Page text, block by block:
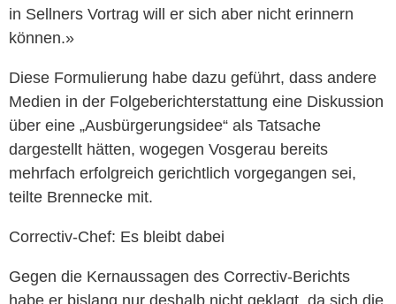
in Sellners Vortrag will er sich aber nicht erinnern
können.»
Diese Formulierung habe dazu geführt, dass andere
Medien in der Folgeberichterstattung eine Diskussion
über eine „Ausbürgerungsidee“ als Tatsache
dargestellt hätten, wogegen Vosgerau bereits
mehrfach erfolgreich gerichtlich vorgegangen sei,
teilte Brennecke mit.
Correctiv-Chef: Es bleibt dabei
Gegen die Kernaussagen des Correctiv-Berichts
habe er bislang nur deshalb nicht geklagt, da sich die